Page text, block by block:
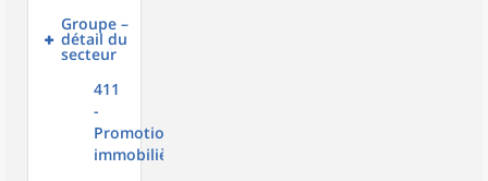
Groupe –
détail du
secteur
411
-
Promotion
immobilière